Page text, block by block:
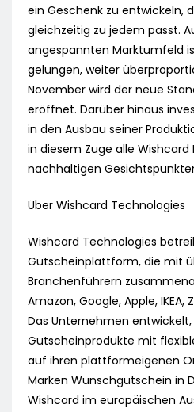
ein Geschenk zu entwickeln,
gleichzeitig zu jedem passt.
angespannten Marktumfeld
gelungen, weiter
November wird der neue
eröffnet. Darüber hinaus
in den Ausbau seiner
in diesem Zuge alle
nachhaltigen
Über Wishcard Technologies
Wishcard Technologies
Gutscheinplattform, die mit
Branchenführern
Amazon, Google, Apple, IKEA,
Das Unternehmen
Gutscheinprodukte mit
auf ihren plattformeigenen
Marken Wunschgutschein in
Wishcard im europäischen